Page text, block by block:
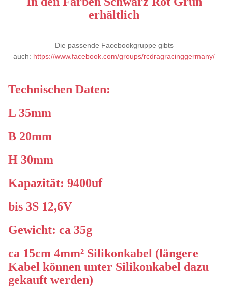
erhältlich
Die passende Facebookgruppe gibts
auch: https://www.facebook.com/groups/rcdragracinggermany/
Technischen Daten:
L 35mm
B 20mm
H 30mm
Kapazität: 9400uf
bis 3S 12,6V
Gewicht: ca 35g
ca 15cm 4mm² Silikonkabel (längere
Kabel können unter Silikonkabel dazu
gekauft werden)